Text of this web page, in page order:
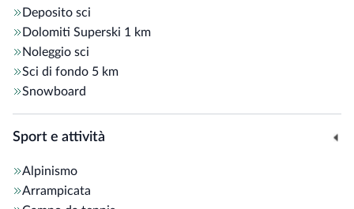
Deposito sci
Dolomiti Superski 1 km
Noleggio sci
Sci di fondo 5 km
Snowboard
Sport e attività
Alpinismo
Arrampicata